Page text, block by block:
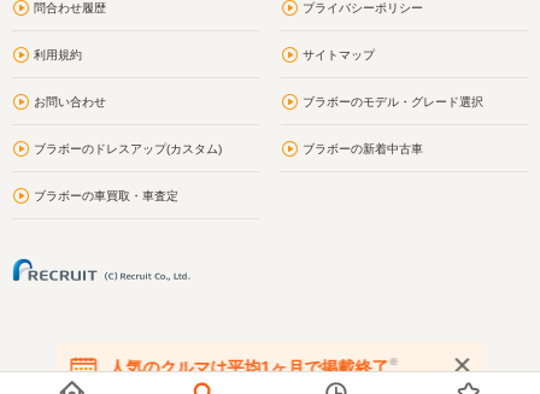
問合わせ履歴 プライバシーポリシー
利用規約 サイトマップ
お問い合わせ ブラボーのモデル・グレード選択
ブラボーのドレスアップ(カスタム) ブラボーの新着中古車
ブラボーの車買取・車査定
人気のクルマは平均1ヶ月で掲載終了※
在庫が無くなる前にお問い合わせください